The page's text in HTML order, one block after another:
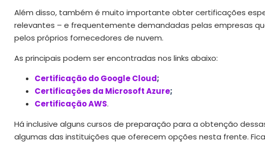
Além disso, também é muito importante obter certificações
relevantes – e frequentemente demandadas pelas empresas
pelos próprios fornecedores de nuvem.
As principais podem ser encontradas nos links abaixo:
Certificação do Google Cloud;
Certificações da Microsoft Azure;
Certificação AWS.
Há inclusive alguns cursos de preparação para a obtenção
algumas das instituições que oferecem opções nesta frente.